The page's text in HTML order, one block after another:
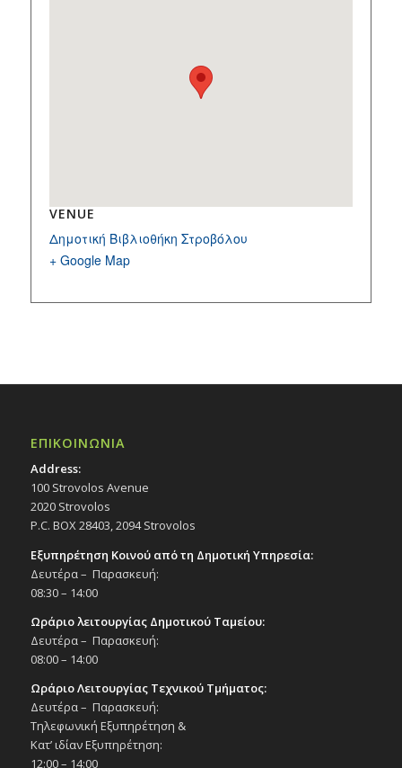
VENUE
Δημοτική Βιβλιοθήκη Στροβόλου
+ Google Map
ΕΠΙΚΟΙΝΩΝΙΑ
Address:
100 Strovolos Avenue
2020 Strovolos
P.C. BOX 28403, 2094 Strovolos
Εξυπηρέτηση Κοινού από τη Δημοτική Υπηρεσία:
Δευτέρα – Παρασκευή:
08:30 – 14:00
Ωράριο λειτουργίας Δημοτικού Ταμείου:
Δευτέρα – Παρασκευή:
08:00 – 14:00
Ωράριο Λειτουργίας Τεχνικού Τμήματος:
Δευτέρα – Παρασκευή:
Τηλεφωνική Εξυπηρέτηση &
Κατ’ ιδίαν Εξυπηρέτηση:
12:00 – 14:00